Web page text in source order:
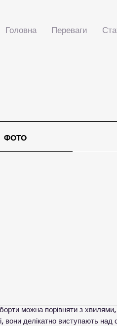
Головна Переваги
можна порівняти з
вони делікатно виступають над
ФОТО